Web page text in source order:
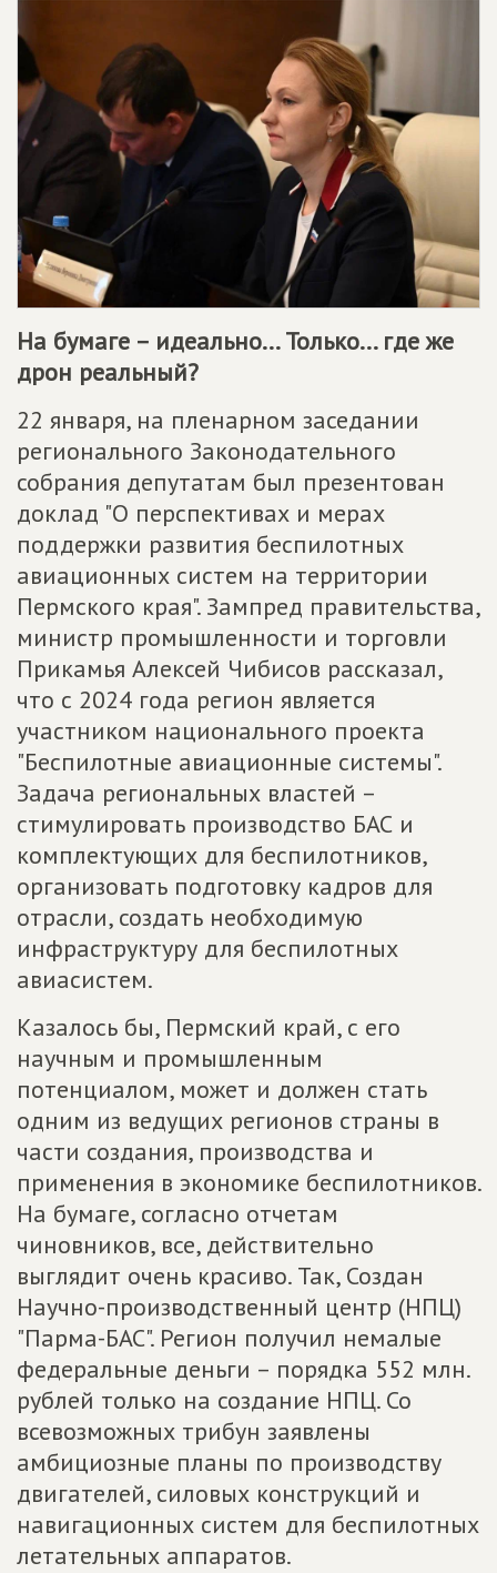
На бумаге – идеально... Только... где же
дрон реальный?
22 января, на пленарном заседании
регионального Законодательного
собрания депутатам был презентован
доклад "О перспективах и мерах
поддержки развития беспилотных
авиационных систем на территории
Пермского края". Зампред правительства,
министр промышленности и торговли
Прикамья Алексей Чибисов рассказал,
что с 2024 года регион является
участником национального проекта
"Беспилотные авиационные системы".
Задача региональных властей –
стимулировать производство БАС и
комплектующих для беспилотников,
организовать подготовку кадров для
отрасли, создать необходимую
инфраструктуру для беспилотных
авиасистем.
Казалось бы, Пермский край, с его
научным и промышленным
потенциалом, может и должен стать
одним из ведущих регионов страны в
части создания, производства и
применения в экономике беспилотников.
На бумаге, согласно отчетам
чиновников, все, действительно
выглядит очень красиво. Так, Создан
Научно-производственный центр (НПЦ)
"Парма-БАС". Регион получил немалые
федеральные деньги – порядка 552 млн.
рублей только на создание НПЦ. Со
всевозможных трибун заявлены
амбициозные планы по производству
двигателей, силовых конструкций и
навигационных систем для беспилотных
летательных аппаратов.